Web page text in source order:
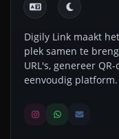
Digily Link maakt
plek samen te
URL's, genereer
eenvoudig platform.